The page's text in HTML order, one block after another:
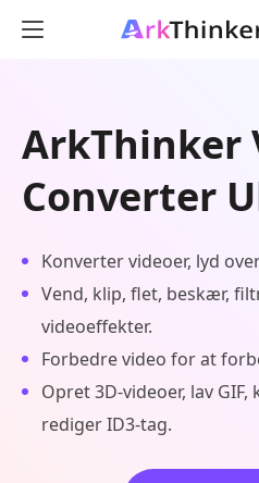
ArkThinker
Converter
Konverter videoer, lyd
Vend, klip, flet, beskær,
videoeffekter.
Forbedre video for at
Opret 3D-videoer, lav
rediger ID3-tag.